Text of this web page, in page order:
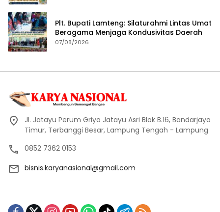
Plt. Bupati Lamteng: Silaturahmi Lintas Umat
Beragama Menjaga Kondusivitas Daerah
07/08/2026
Jl. Jatayu Perum Griya Jatayu Asri Blok B.16, Bandarjaya
Timur, Terbanggi Besar, Lampung Tengah - Lampung
0852 7362 0153
bisnis.karyanasional@gmail.com